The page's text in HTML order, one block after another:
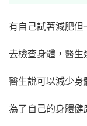
有自己試著減肥但
去檢查身體，醫生
醫生說可以減少身
為了自己的身體健